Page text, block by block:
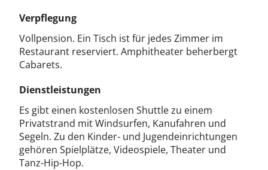
Verpflegung
Vollpension. Ein Tisch ist für jedes Zimmer im
Restaurant reserviert. Amphitheater beherbergt
Cabarets.
Dienstleistungen
Es gibt einen kostenlosen Shuttle zu einem
Privatstrand mit Windsurfen, Kanufahren und
Segeln. Zu den Kinder- und Jugendeinrichtungen
gehören Spielplätze, Videospiele, Theater und
Tanz-Hip-Hop.